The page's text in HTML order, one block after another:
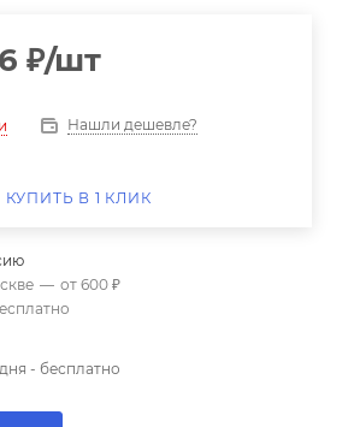
₽/шт
Нашли дешевле?
КУПИТЬ В 1 КЛИК
— от 600 ₽
- бесплатно